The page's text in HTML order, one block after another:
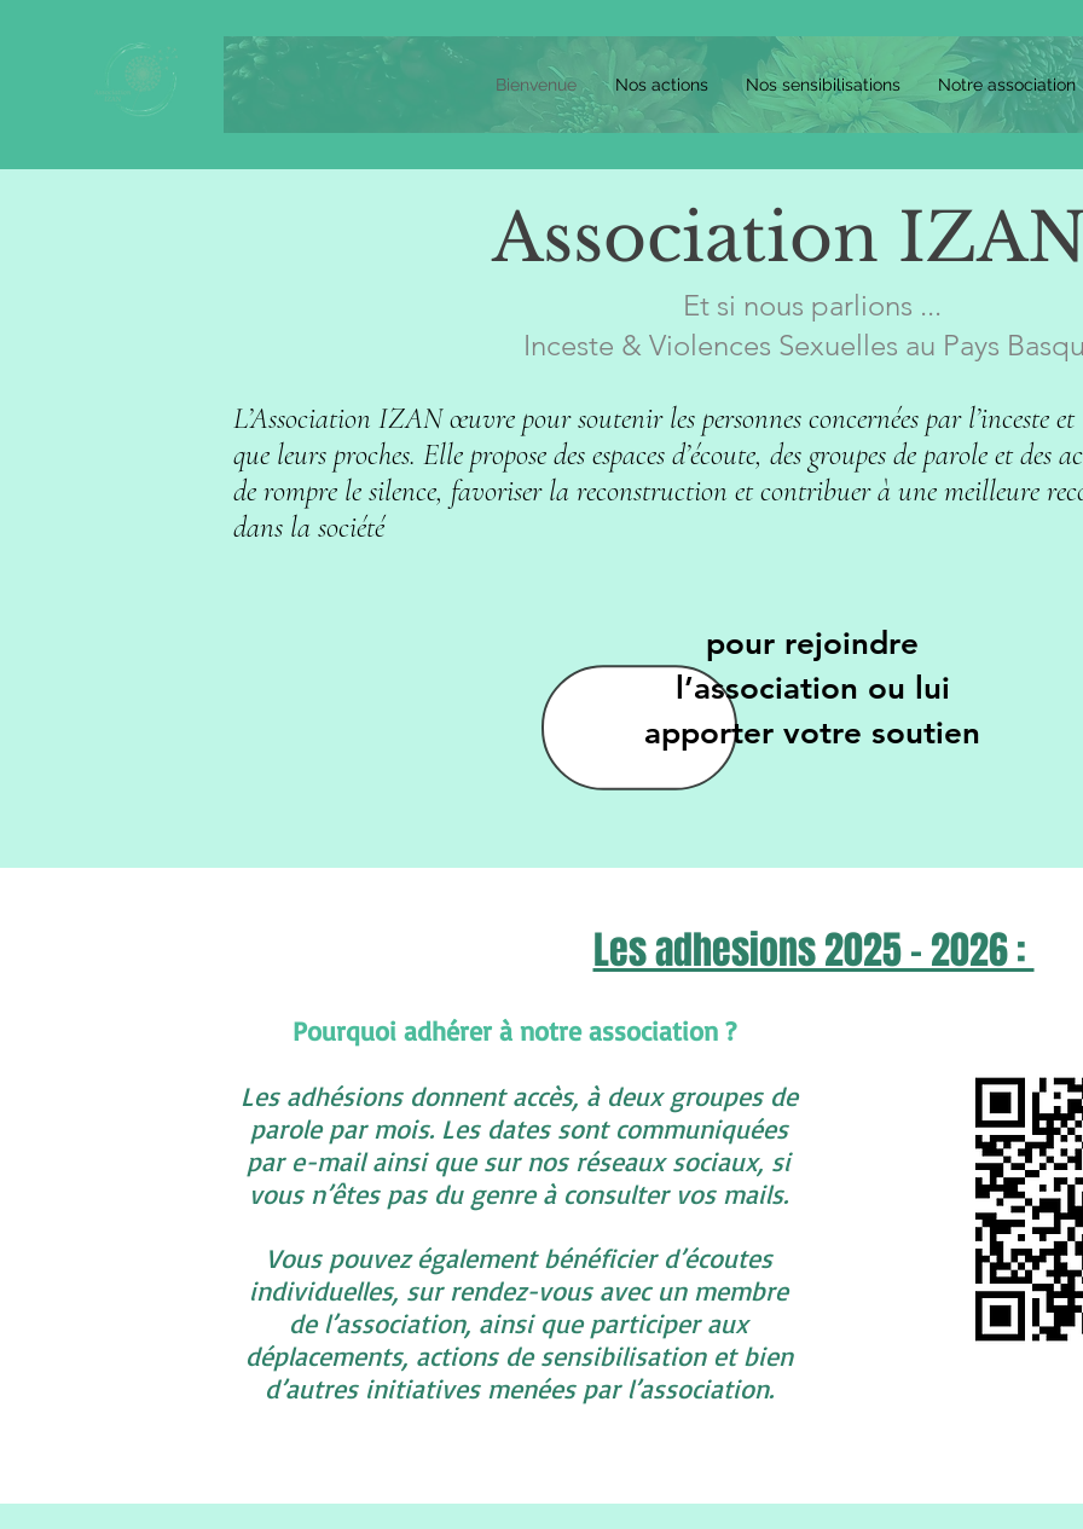
Bienvenue Nos actions Nos sensibilisations Notre association
Association
Et si nous parlions ...
Inceste & Violences Sexuelles au Pays
L’Association IZAN œuvre pour soutenir les personnes concernées par l’inceste et
que leurs proches. Elle propose des espaces d’écoute, des groupes de parole et
de rompre le silence, favoriser la reconstruction et contribuer à une meilleure
dans la société
pour rejoindre
l’association ou lui
apporter votre soutien
Les adhesions 2025 - 2026 :
Pourquoi adhérer à notre association ?
Les adhésions donnent accès, à deux groupes de
parole par mois. Les dates sont communiquées
par e-mail ainsi que sur nos réseaux sociaux, si
vous n’êtes pas du genre à consulter vos mails.
Vous pouvez également bénéficier d’écoutes
individuelles, sur rendez-vous avec un membre
de l’association, ainsi que participer aux
déplacements, actions de sensibilisation et bien
d’autres initiatives menées par l’association.